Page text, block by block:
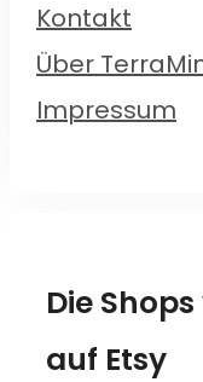
Kontakt
Über
Impressum
Die
auf Etsy